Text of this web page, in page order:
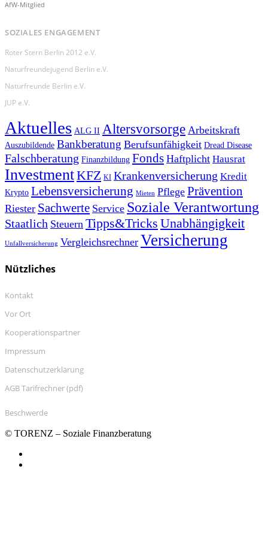
AfW-Mitglied
SOZIALES ENGAGEMENT
Roter Stern Berlin 2012 e.V.
Naturfreundejugend Berlin e.V.
Naturfreunde Berlin e.V.
JUP e.V.
Aktuelles ALG II Altersvorsorge Arbeitskraft
Auszubildende Bankberatung Berufsunfähigkeit Dread Disease
Falschberatung Finanzbildung Fonds Haftplicht Hausrat
InvestmentKFZ KI Krankenversicherung Kredit
Krypto Lebensversicherung Mieten Pflege Prävention
Riester Sachwerte Service Soziale Verantwortung
Staatlich Steuern Tipps&Tricks Unabhängigkeit
Unfallversicherung Vergleichsrechner Versicherung
Nützliches
Kontakt
Vor Ort
Kooperationspartner
Impressum
Datenschutzerklärung
AGB Tarifrechner (pdf)
Beschwerde
© TORENZ – Soziale Finanzberatung